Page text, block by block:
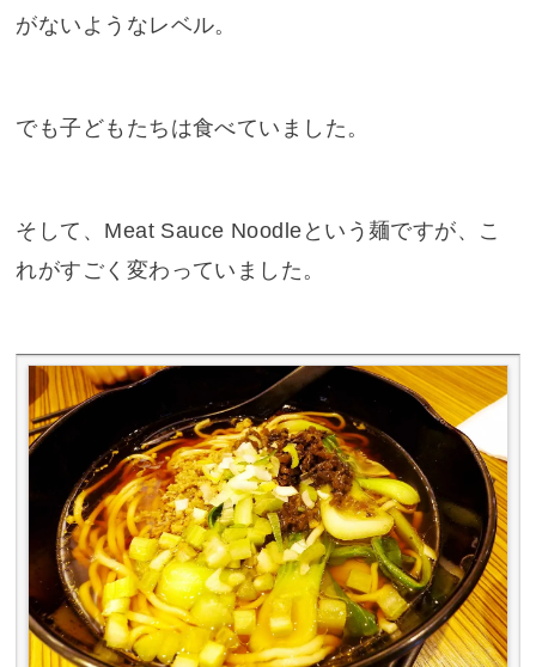
がないようなレベル。
でも子どもたちは食べていました。
そして、Meat Sauce Noodleという麺ですが、こ
れがすごく変わっていました。